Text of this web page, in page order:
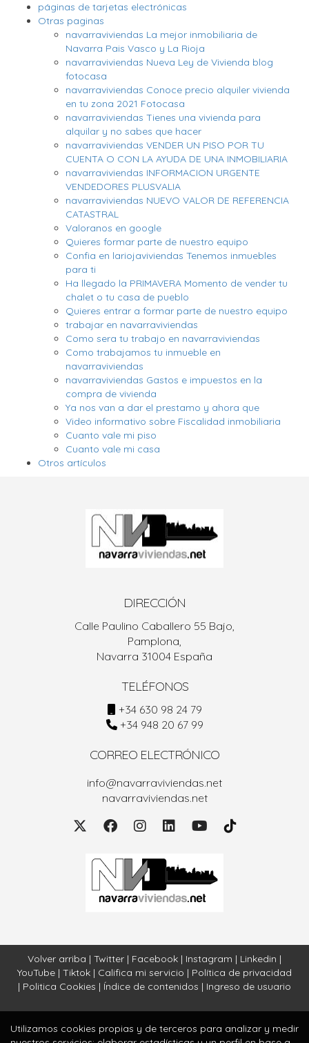
páginas de tarjetas electrónicas
Otras paginas
navarraviviendas La mejor inmobiliaria de
Navarra Pais Vasco y La Rioja
navarraviviendas Nueva Ley de Vivienda blog
fotocasa
navarraviviendas Conoce precio alquiler vivienda
en tu zona 2021 Fotocasa
navarraviviendas Tienes una vivienda para
alquilar y no sabes que hacer
navarraviviendas VENDER UN PISO POR TU
CUENTA O CON LA AYUDA DE UNA INMOBILIARIA
navarraviviendas INFORMACION URGENTE
VENDEDORES PLUSVALIA
navarraviviendas NUEVO VALOR DE REFERENCIA
CATASTRAL
Valoranos en google
Quieres formar parte de nuestro equipo
Confia en lariojaviviendas Tenemos inmuebles
para ti
Ha llegado la PRIMAVERA Momento de vender tu
chalet o tu casa de pueblo
Quieres entrar a formar parte de nuestro equipo
trabajar en navarraviviendas
Como sera tu trabajo en navarraviviendas
Como trabajamos tu inmueble en
navarraviviendas
navarraviviendas Gastos e impuestos en la
compra de vivienda
Ya nos van a dar el prestamo y ahora que
Video informativo sobre Fiscalidad inmobiliaria
Cuanto vale mi piso
Cuanto vale mi casa
Otros artículos
DIRECCIÓN
Calle Paulino Caballero 55 Bajo,
Pamplona,
Navarra 31004 España
TELÉFONOS
+34 630 98 24 79
+34 948 20 67 99
CORREO ELECTRÓNICO
info@navarraviviendas.net
navarraviviendas.net
Volver arriba | Twitter | Facebook | Instagram | Linkedin |
YouTube | Tiktok | Califica mi servicio | Política de privacidad
| Politica Cookies | Índice de contenidos | Ingreso de usuario
Utilizamos cookies propias y de terceros para analizar y medir